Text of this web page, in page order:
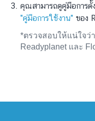
คุณสามารถดูคู่มือการ
"คู่มือการใช้งาน" ของ
*ตรวจสอบให้แน่ใจ
Readyplanet และ